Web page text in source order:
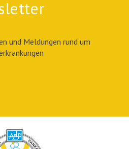
und Meldungen rund um